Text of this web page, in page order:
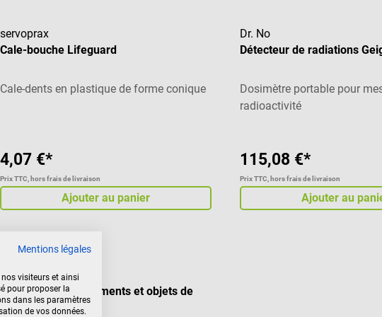
servoprax
Cale-bouche Lifeguard
Cale-dents en plastique de forme conique
4,07 €*
Prix TTC, hors frais de livraison
Ajouter au panier
Dr. No
Détecteur de radiations
Dosimètre portable pour
radioactivité
115,08 €*
Prix TTC, hors frais de livraison
Ajouter au
SmartSafe
Pochette pour documents et objets de
valeur
Mentions légales
visiteurs et ainsi
pour proposer la
dans les paramètres
de vos données.